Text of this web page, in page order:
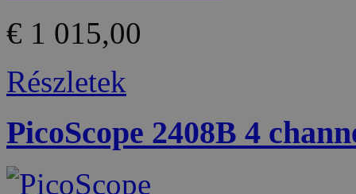
€ 1 015,00
Részletek
PicoScope 2408B 4